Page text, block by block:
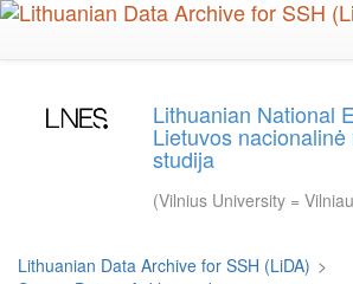
Skip
Lithuanian National
Lietuvos
studija
(Vilnius University =
Lithuanian Data Archive for SSH (LiDA) >